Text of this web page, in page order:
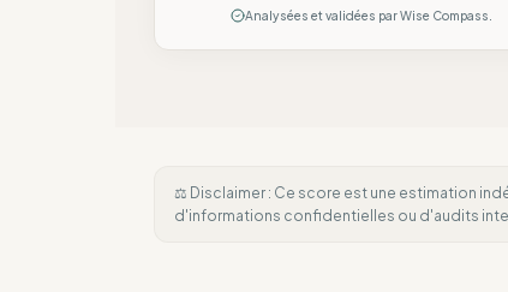
Analysées et validées par Wise Compass.
⚖️ Disclaimer : Ce score est une estimation
d'informations confidentielles ou d'audits